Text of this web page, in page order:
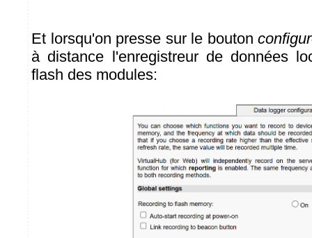
Et lorsqu'on presse sur le bouton
à distance l'enregistreur de données
flash des modules: